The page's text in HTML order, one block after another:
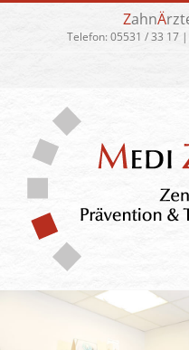
ZahnÄ
Telefon:05531 / 33 17